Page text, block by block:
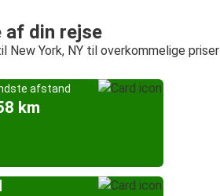
af din rejse
New York, NY til overkommelige priser
afstand
km